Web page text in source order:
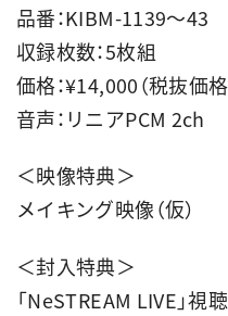
品番：KIBM-1139～43
収録枚数：5枚組
価格：¥14,000（税抜価格
音声：リニアPCM 2ch
＜映像特典＞
メイキング映像（仮）
＜封入特典＞
「NeSTREAM LIVE」視